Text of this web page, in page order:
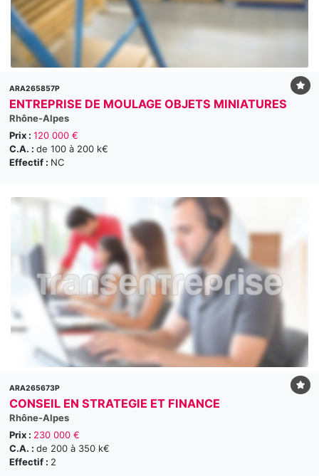
ARA265857P
ENTREPRISE DE MOULAGE OBJETS MINIATURES
Rhône-Alpes
Prix : 120 000 €
C.A. : de 100 à 200 k€
Effectif : NC
ARA265673P
CONSEIL EN STRATEGIE ET FINANCE
Rhône-Alpes
Prix : 230 000 €
C.A. : de 200 à 350 k€
Effectif : 2